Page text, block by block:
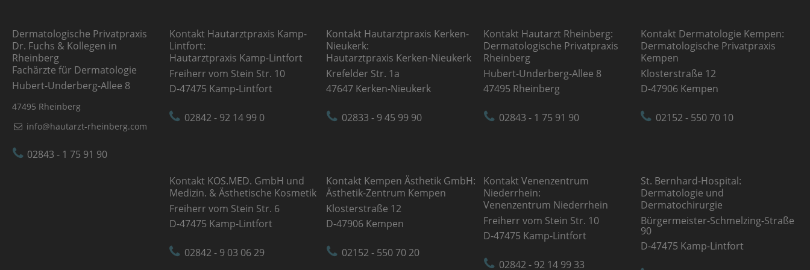
Dermatologische Privatpraxis
Dr. Fuchs & Kollegen in
Rheinberg
Fachärzte für Dermatologie
Hubert-Underberg-Allee 8
47495 Rheinberg
info@hautarzt-rheinberg.com
02843 - 1 75 91 90
Kontakt Hautarztpraxis Kamp-
Lintfort:
Hautarztpraxis Kamp-Lintfort
Freiherr vom Stein Str. 10
D-47475 Kamp-Lintfort
02842 - 92 14 99 0
Kontakt Hautarztpraxis Kerken-
Nieukerk:
Hautarztpraxis Kerken-Nieukerk
Krefelder Str. 1a
47647 Kerken-Nieukerk
02833 - 9 45 99 90
Kontakt Hautarzt Rheinberg:
Dermatologische Privatpraxis
Rheinberg
Hubert-Underberg-Allee 8
47495 Rheinberg
02843 - 1 75 91 90
Kontakt Dermatologie Kempen:
Dermatologische Privatpraxis
Kempen
Klosterstraße 12
D-47906 Kempen
02152 - 550 70 10
Kontakt KOS.MED. GmbH und
Medizin. & Ästhetische Kosmetik
Freiherr vom Stein Str. 6
D-47475 Kamp-Lintfort
02842 - 9 03 06 29
Kontakt Kempen Ästhetik GmbH:
Ästhetik-Zentrum Kempen
Klosterstraße 12
D-47906 Kempen
02152 - 550 70 20
Kontakt Venenzentrum
Niederrhein:
Venenzentrum Niederrhein
Freiherr vom Stein Str. 10
D-47475 Kamp-Lintfort
02842 - 92 14 99 33
St. Bernhard-Hospital:
Dermatologie und
Dermatochirurgie
Bürgermeister-Schmelzing-Straße
90
D-47475 Kamp-Lintfort